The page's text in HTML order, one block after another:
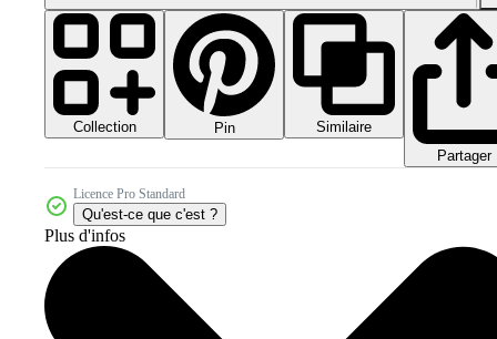
Collection Pin
Similaire
Partager
Licence Pro Standard
Qu'est-ce que c'est ?
Plus d'infos